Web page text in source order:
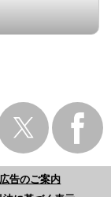
広告のご案内